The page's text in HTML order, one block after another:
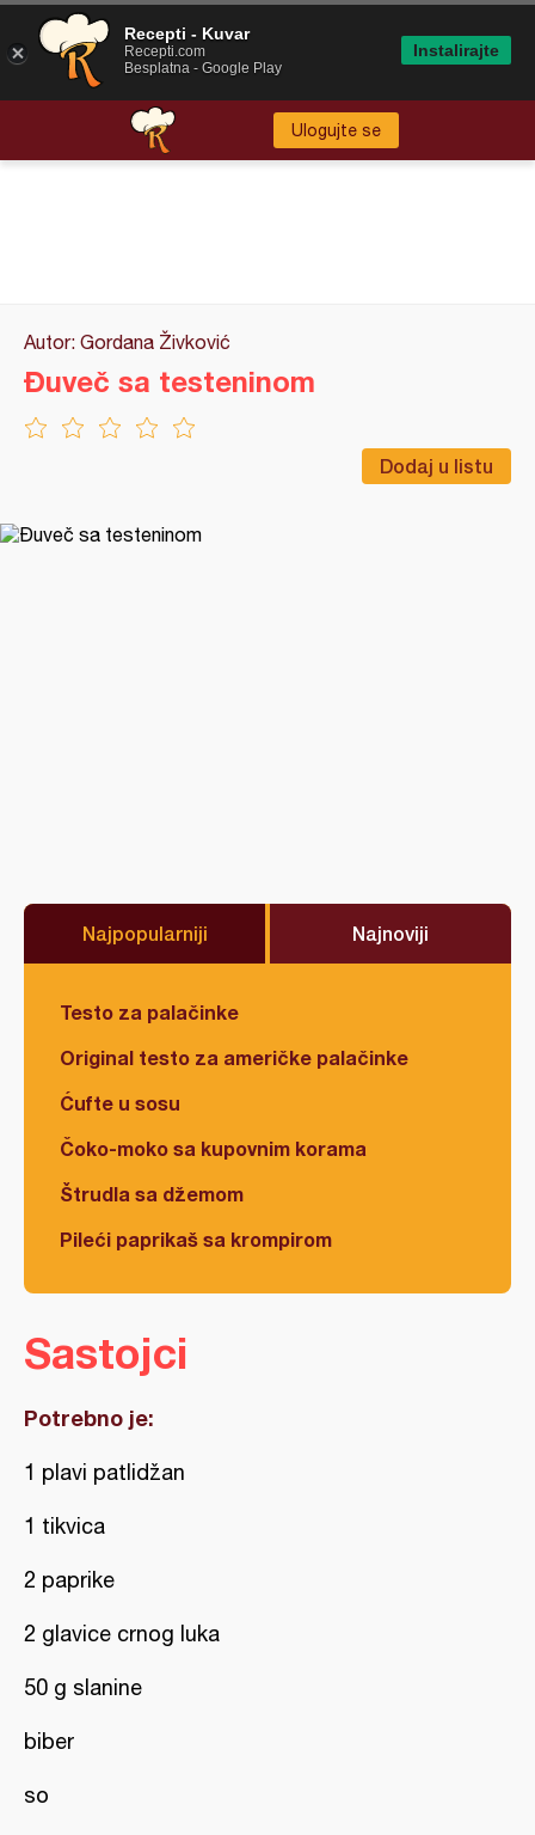
Ulogujte se
Autor: Gordana Živković
Dodaj u listu
Đuveč sa testeninom
Najpopularniji Najnoviji
Testo za palačinke
Original testo za američke palačinke
Ćufte u sosu
Čoko-moko sa kupovnim korama
Štrudla sa džemom
Pileći paprikaš sa krompirom
Sastojci
Potrebno je:
1 plavi patlidžan
1 tikvica
2 paprike
2 glavice crnog luka
50 g slanine
biber
so
Recepti - Kuvar
Recepti.com
Besplatna - Google Play
Instalirajte